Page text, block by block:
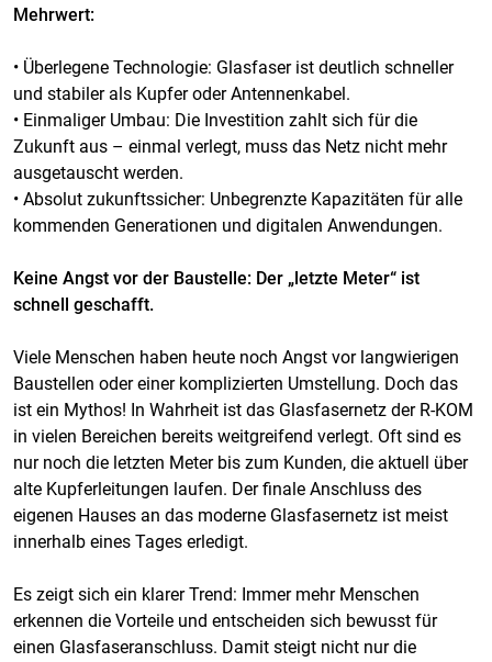
Mehrwert:
• Überlegene Technologie: Glasfaser ist deutlich schneller
und stabiler als Kupfer oder Antennenkabel.
• Einmaliger Umbau: Die Investition zahlt sich für die
Zukunft aus – einmal verlegt, muss das Netz nicht mehr
ausgetauscht werden.
• Absolut zukunftssicher: Unbegrenzte Kapazitäten für alle
kommenden Generationen und digitalen Anwendungen.
Keine Angst vor der Baustelle: Der „letzte Meter“ ist
schnell geschafft.
Viele Menschen haben heute noch Angst vor langwierigen
Baustellen oder einer komplizierten Umstellung. Doch das
ist ein Mythos! In Wahrheit ist das Glasfasernetz der R-KOM
in vielen Bereichen bereits weitgreifend verlegt. Oft sind es
nur noch die letzten Meter bis zum Kunden, die aktuell über
alte Kupferleitungen laufen. Der finale Anschluss des
eigenen Hauses an das moderne Glasfasernetz ist meist
innerhalb eines Tages erledigt.
Es zeigt sich ein klarer Trend: Immer mehr Menschen
erkennen die Vorteile und entscheiden sich bewusst für
einen Glasfaseranschluss. Damit steigt nicht nur die